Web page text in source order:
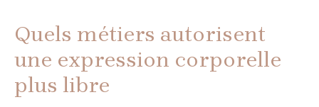
Quels métiers autorisent
une expression corporelle
plus libre